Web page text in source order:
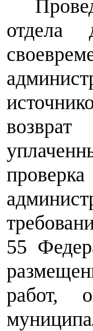
отдела
55
работ,